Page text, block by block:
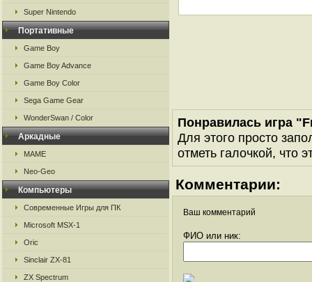
Super Nintendo
Портативные
Game Boy
Game Boy Advance
Game Boy Color
Sega Game Gear
WonderSwan / Color
Аркадные
MAME
Neo-Geo
Компьютеры
Современные Игры для ПК
Microsoft MSX-1
Oric
Sinclair ZX-81
ZX Spectrum
Понравилась игра
Для этого просто
отметь галочкой, что
Комментарии:
Ваш комментарий
ФИО или ник: